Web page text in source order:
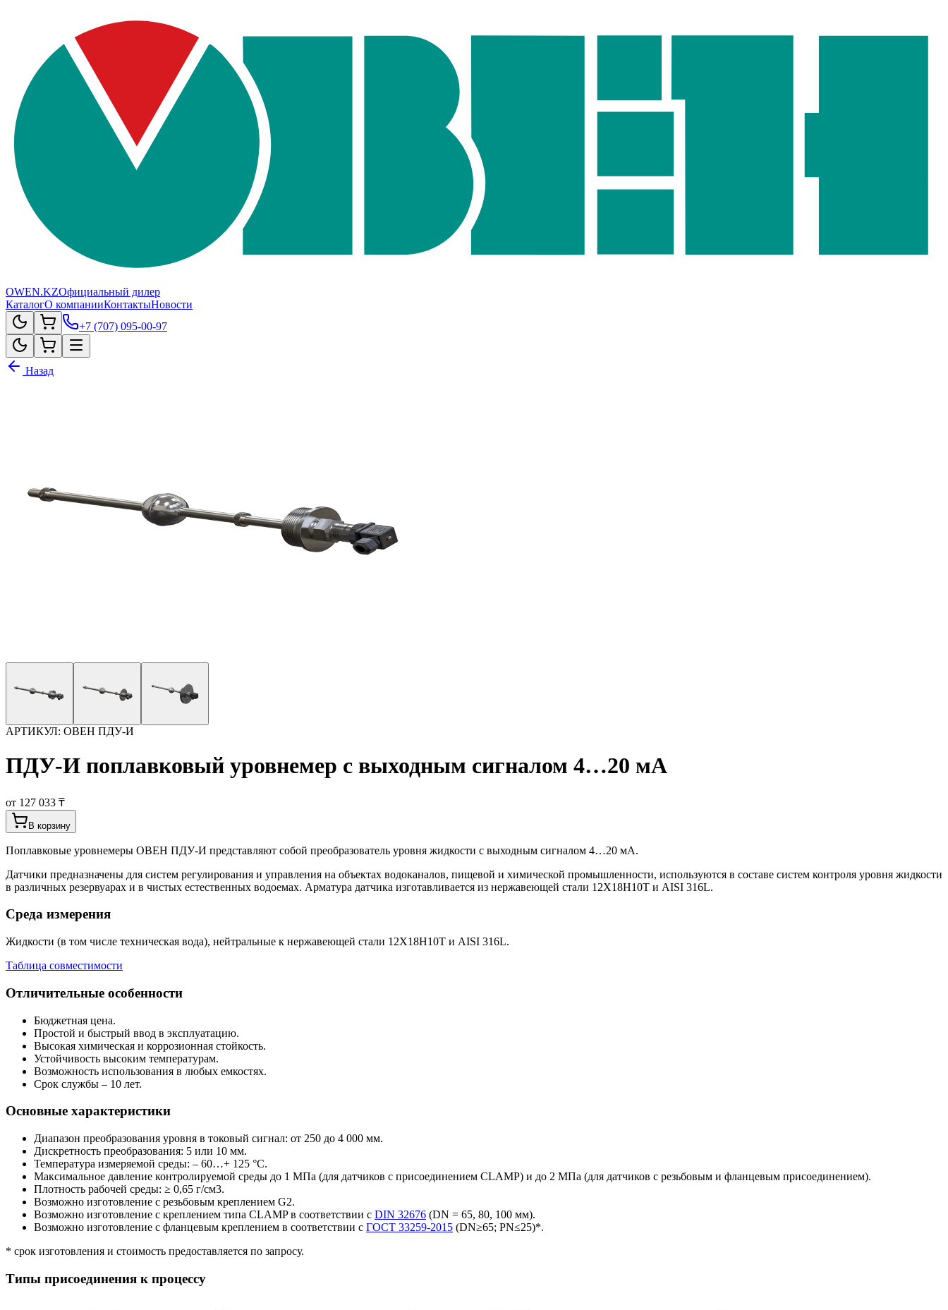
OWEN.KZОфициальный дилер
КаталогО компанииКонтактыНовости
+7 (707) 095-00-97
Назад
АРТИКУЛ: ОВЕН ПДУ-И
ПДУ-И поплавковый уровнемер с выходным сигналом 4…20 мА
от 127 033 ₸
В корзину
Поплавковые уровнемеры ОВЕН ПДУ-И представляют собой преобразователь уровня жидкости с выходным сигналом 4…20 мА.
Датчики предназначены для систем регулирования и управления на объектах водоканалов, пищевой и химической промышленности, используются в составе систем контроля уровня жидкости
в различных резервуарах и в чистых естественных водоемах. Арматура датчика изготавливается из нержавеющей стали 12Х18Н10Т и AISI 316L.
Среда измерения
Жидкости (в том числе техническая вода), нейтральные к нержавеющей стали 12Х18Н10Т и AISI 316L.
Таблица совместимости
Отличительные особенности
Бюджетная цена.
Простой и быстрый ввод в эксплуатацию.
Высокая химическая и коррозионная стойкость.
Устойчивость высоким температурам.
Возможность использования в любых емкостях.
Срок службы – 10 лет.
Основные характеристики
Диапазон преобразования уровня в токовый сигнал: от 250 до 4 000 мм.
Дискретность преобразования: 5 или 10 мм.
Температура измеряемой среды: – 60…+ 125 °C.
Максимальное давление контролируемой среды до 1 MПa (для датчиков с присоединением CLAMP) и до 2 МПа (для датчиков с резьбовым и фланцевым присоединением).
Плотность рабочей среды: ≥ 0,65 г/см3.
Возможно изготовление с резьбовым креплением G2.
Возможно изготовление с креплением типа CLAMP в соответствии с DIN 32676 (DN = 65, 80, 100 мм).
Возможно изготовление с фланцевым креплением в соответствии с ГОСТ 33259-2015 (DN≥65; PN≤25)*.
* срок изготовления и стоимость предоставляется по запросу.
Типы присоединения к процессу